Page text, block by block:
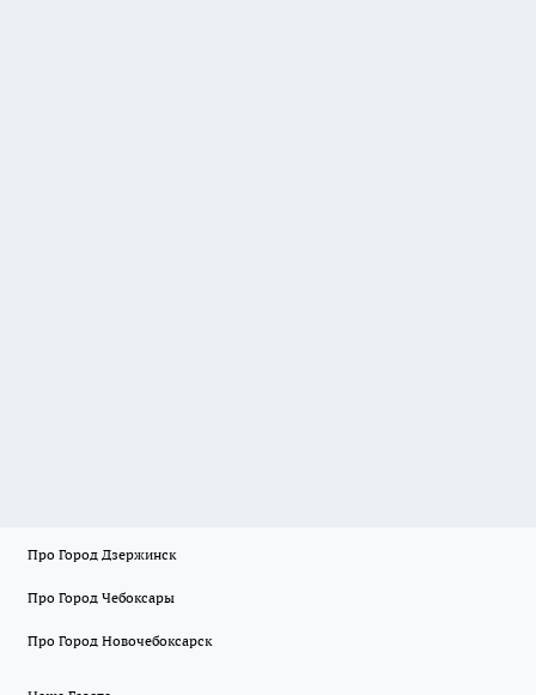
Про Город Дзержинск
Про Город Чебоксары
Про Город Новочебоксарск